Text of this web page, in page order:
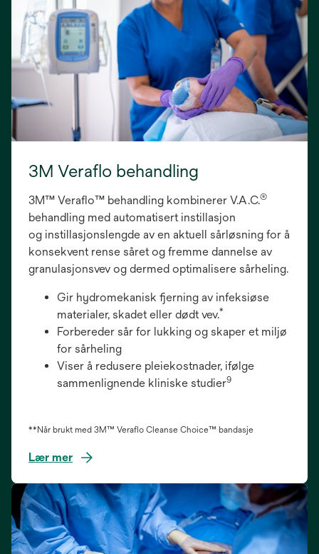
3M Veraflo behandling
3M™ Veraflo™ behandling kombinerer V.A.C.®
behandling med automatisert instillasjon
og instillasjonslengde av en aktuell sårløsning for å
konsekvent rense såret og fremme dannelse av
granulasjonsvev og dermed optimalisere sårheling.
Gir hydromekanisk fjerning av infeksiøse
materialer, skadet eller dødt vev.*
Forbereder sår for lukking og skaper et miljø
for sårheling
Viser å redusere pleiekostnader, ifølge
sammenlignende kliniske studier9
**Når brukt med 3M™ Veraflo Cleanse Choice™ bandasje
Lær mer